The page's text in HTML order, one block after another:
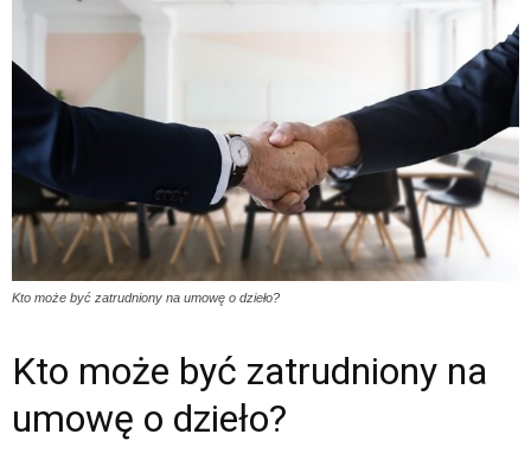
Kto może być zatrudniony na umowę o dzieło?
Kto może być zatrudniony na
umowę o dzieło?